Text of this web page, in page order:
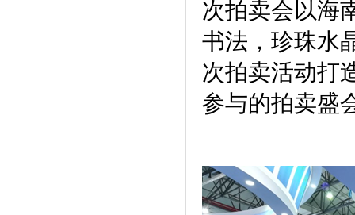
次拍卖会以海
书法，珍珠水
次拍卖活动打
参与的拍卖盛